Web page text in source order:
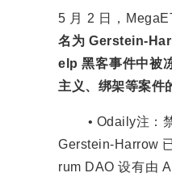
5 月 2 日，
名为 Gerstein-
elp 黑客事件中被
主义、绑架等案件
Odaily注：
Gerstein-Harrow
rum DAO 设有由